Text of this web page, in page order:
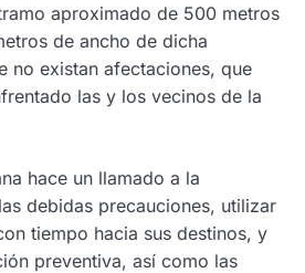
aproximado de 500 metros
de ancho de dicha
no existan afectaciones, que
las y los vecinos de la
hace un llamado a la
debidas precauciones, utilizar
tiempo hacia sus destinos, y
preventiva, así como las